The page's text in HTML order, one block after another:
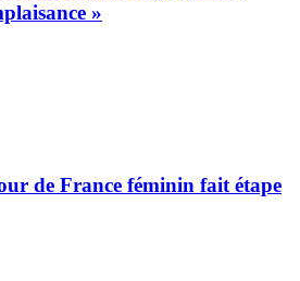
»
de France féminin fait étape